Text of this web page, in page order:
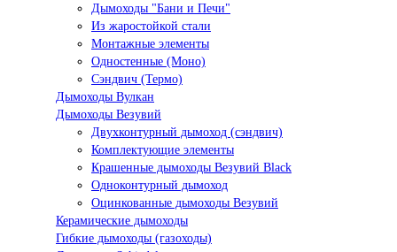
Дымоходы "Бани и Печи"
Из жаростойкой стали
Монтажные элементы
Одностенные (Моно)
Сэндвич (Термо)
Дымоходы Вулкан
Дымоходы Везувий
Двухконтурный дымоход (сэндвич)
Комплектующие элементы
Крашенные дымоходы Везувий Black
Одноконтурный дымоход
Оцинкованные дымоходы Везувий
Керамические дымоходы
Гибкие дымоходы (газоходы)